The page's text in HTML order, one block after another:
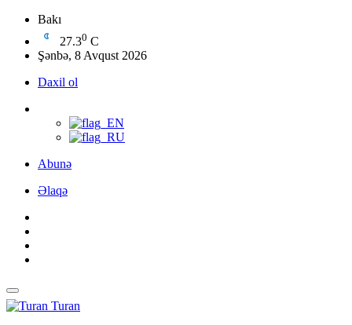
Bakı
27.30 C
Şənbə, 8 Avqust 2026
Daxil ol
Abunə
Əlaqə
Turan